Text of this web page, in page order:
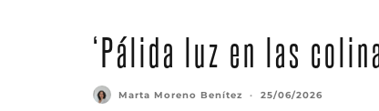
‘Pálida luz en las
Marta Moreno Benítez · 25/06/2026